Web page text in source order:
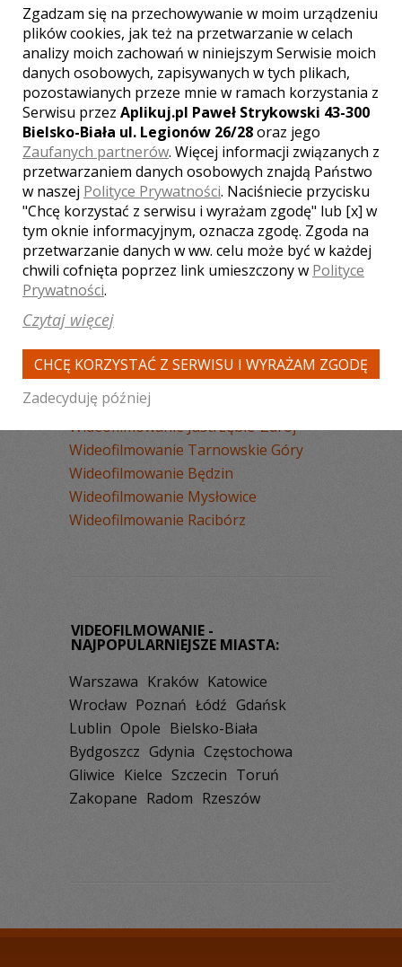
WOJEWÓDZTWO ŚLĄSKIE – ZOBACZ
LISTĘ KAMERZYSTÓW Z INNYCH
MIAST:
Wideofilmowanie Katowice
Wideofilmowanie Częstochowa
Wideofilmowanie Bielsko-Biała
Wideofilmowanie Gliwice
Wideofilmowanie Sosnowiec
Wideofilmowanie Chorzów
Wideofilmowanie Tychy
Wideofilmowanie Rybnik
Wideofilmowanie Zabrze
Wideofilmowanie Bytom
Wideofilmowanie Dąbrowa Górnicza
Wideofilmowanie Pszczyna
Wideofilmowanie Żywiec
Wideofilmowanie Ruda Śląska
Wideofilmowanie Wisła
Wideofilmowanie Jastrzębie-Zdrój
Wideofilmowanie Tarnowskie Góry
Wideofilmowanie Będzin
Wideofilmowanie Mysłowice
Wideofilmowanie Racibórz
VIDEOFILMOWANIE -
NAJPOPULARNIEJSZE MIASTA:
Warszawa Kraków Katowice
Wrocław Poznań Łódź Gdańsk
Lublin Opole Bielsko-Biała
Bydgoszcz Gdynia Częstochowa
Gliwice Kielce Szczecin Toruń
Zakopane Radom Rzeszów
Zgadzam się na przechowywanie w moim urządzeniu
plików cookies, jak też na przetwarzanie w celach
analizy moich zachowań w niniejszym Serwisie moich
danych osobowych, zapisywanych w tych plikach,
pozostawianych przeze mnie w ramach korzystania z
Serwisu przez Aplikuj.pl Paweł Strykowski 43-300
Bielsko-Biała ul. Legionów 26/28oraz jego
Zaufanych partnerów. Więcej informacji związanych z
przetwarzaniem danych osobowych znajdą Państwo
w naszej Polityce Prywatności. Naciśniecie przycisku
"Chcę korzystać z serwisu i wyrażam zgodę" lub [x] w
tym oknie informacyjnym, oznacza zgodę. Zgoda na
przetwarzanie danych w ww. celu może być w każdej
chwili cofnięta poprzez link umieszczony w Polityce
Prywatności.
Czytaj więcej
CHCĘ KORZYSTAĆ Z SERWISU I WYRAŻAM ZGODĘ
Zadecyduję później